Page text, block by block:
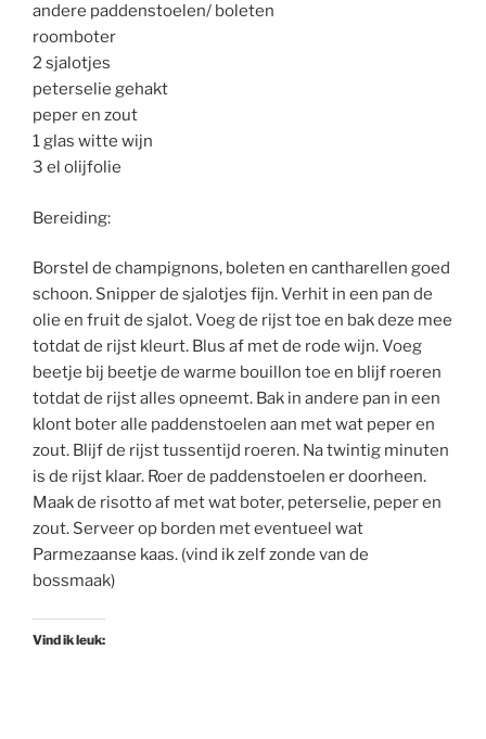
andere paddenstoelen/ boleten
roomboter
2 sjalotjes
peterselie gehakt
peper en zout
1 glas witte wijn
3 el olijfolie
Bereiding:
Borstel de champignons, boleten en cantharellen goed
schoon. Snipper de sjalotjes fijn. Verhit in een pan de
olie en fruit de sjalot. Voeg de rijst toe en bak deze mee
totdat de rijst kleurt. Blus af met de rode wijn. Voeg
beetje bij beetje de warme bouillon toe en blijf roeren
totdat de rijst alles opneemt. Bak in andere pan in een
klont boter alle paddenstoelen aan met wat peper en
zout. Blijf de rijst tussentijd roeren. Na twintig minuten
is de rijst klaar. Roer de paddenstoelen er doorheen.
Maak de risotto af met wat boter, peterselie, peper en
zout. Serveer op borden met eventueel wat
Parmezaanse kaas. (vind ik zelf zonde van de
bossmaak)
Vind ik leuk: